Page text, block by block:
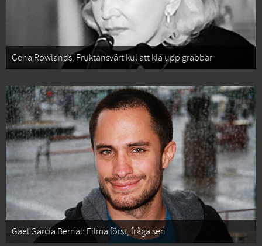
Gena Rowlands: Fruktansvärt kul att klå upp grabbar
Gael García Bernal: Filma först, fråga sen